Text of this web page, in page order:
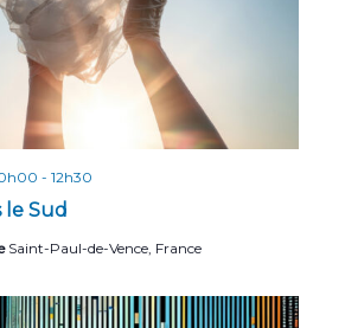
le Sud
- 12h30
Saint-Paul-de-Vence, France